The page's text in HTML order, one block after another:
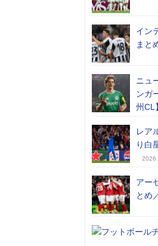
イン
まと
ニュ
ンガ
州CL
レア
り白
アー
とめ